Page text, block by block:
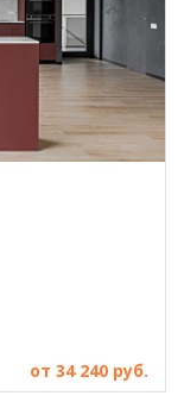
от 34 240 руб.